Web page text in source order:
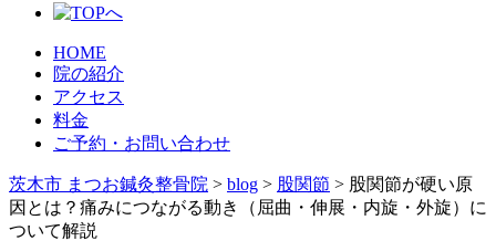
HOME
院の紹介
アクセス
料金
ご予約・お問い合わせ
茨木市 まつお鍼灸整骨院 > blog > 股関節 > 股関節が硬い原
因とは？痛みにつながる動き（屈曲・伸展・内旋・外旋）に
ついて解説